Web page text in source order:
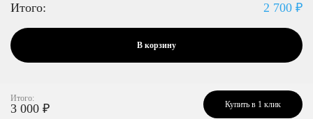
Итого: 2 700 ₽
В корзину
Итого:
3 000 ₽ Купить в 1 клик